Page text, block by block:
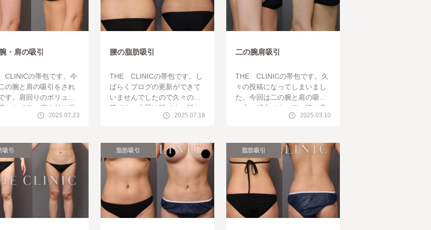
・肩の吸引
の帯包です。今
の腕と肩の吸引をされ
す。肩回りのボリュー
として二の腕も付け根
っきりした腕になりた
2025.07.23
腰の脂肪吸引
THE CLINICの帯包です。し
ばらくブログの更新ができて
いませんでしたので久々の投
稿です。今回は腰です。腰と
その上の肩甲骨下という部位
2025.07.18
二の腕肩吸引
THE CLINICの帯包です。久
々の投稿になってしまいまし
た。今回は二の腕と肩の吸引
の方の紹介です。二の腕と肩
の吸引の際は振袖の部分だけ
2025.03.10
吸引 脂肪吸引 脂肪吸引